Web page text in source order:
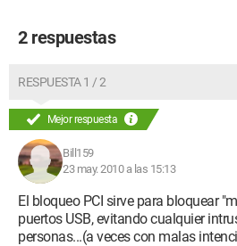
2 respuestas
RESPUESTA 1 / 2
Mejor respuesta
Bill159
23 may. 2010 a las 15:13
El bloqueo PCI sirve para bloquear
puertos USB, evitando cualquier
personas...(a veces con malas